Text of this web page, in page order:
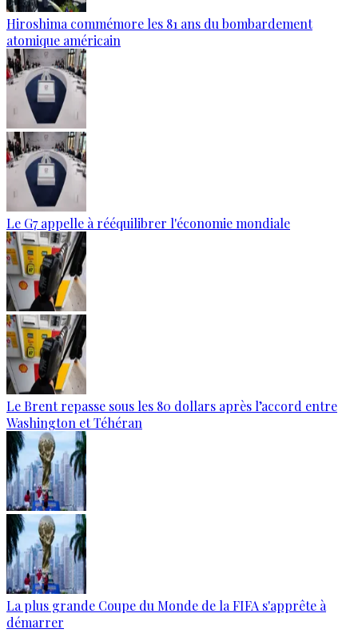
Hiroshima commémore les 81 ans du bombardement
atomique américain
Le G7 appelle à rééquilibrer l'économie mondiale
Le Brent repasse sous les 80 dollars après l’accord entre
Washington et Téhéran
La plus grande Coupe du Monde de la FIFA s'apprête à
démarrer